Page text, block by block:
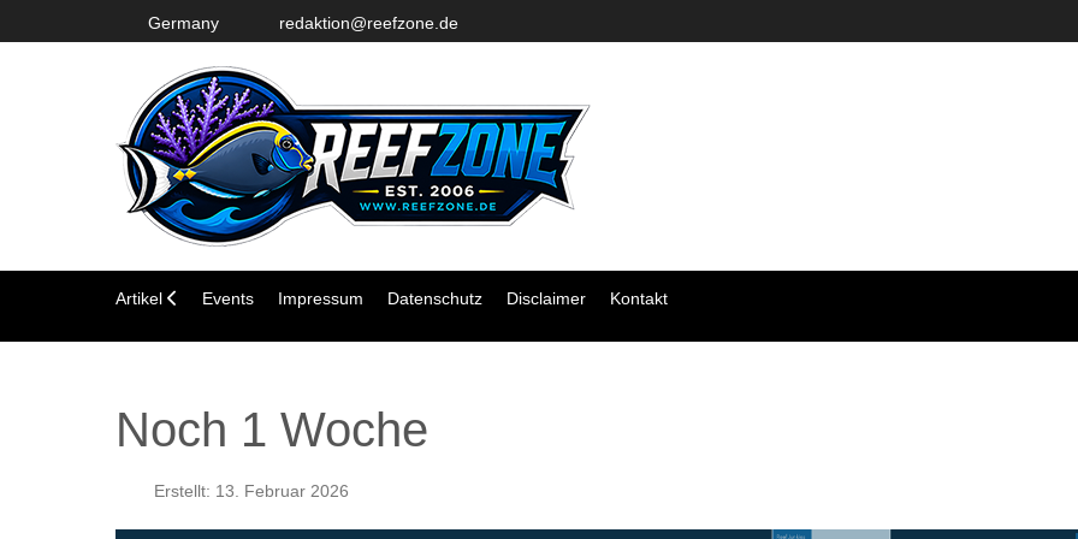
Germany redaktion@reefzone.de
Artikel Events Impressum Datenschutz Disclaimer Kontakt
Noch 1 Woche
Erstellt: 13. Februar 2026